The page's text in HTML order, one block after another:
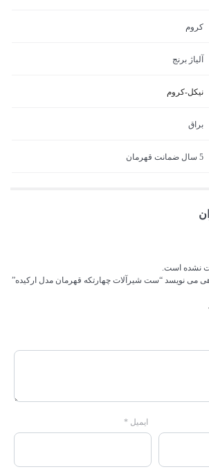
کروم
آلیاژ برنج
نیکل-کروم
براق
5 سال ضمانت قهرمان
نشده است.
می نویسد “ست شیرآلات چهارتکه قهرمان مدل ارکیده”
ایمیل *